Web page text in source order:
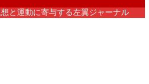
と運動に寄与する左翼ジャーナル